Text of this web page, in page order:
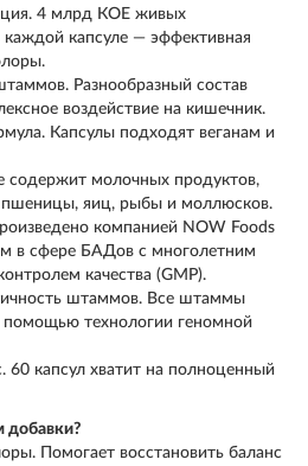
4 млрд КОЕ живых
капсуле — эффективная
Разнообразный состав
воздействие на кишечник.
Капсулы подходят веганам и
содержит молочных продуктов,
яиц, рыбы и моллюсков.
компанией NOW Foods
в сфере БАДов с многолетним
качества (GMP).
штаммов. Все штаммы
технологии геномной
60 капсул хватит на полноценный
добавки?
Помогает восстановить баланс